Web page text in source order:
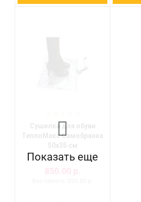
ТеплоМакс Самобранка
Показать еще